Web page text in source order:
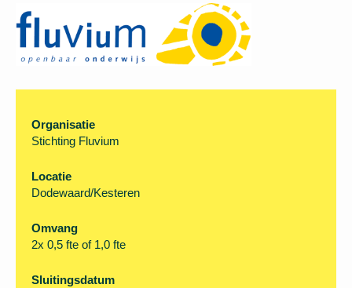
Organisatie
Stichting Fluvium
Locatie
Dodewaard/Kesteren
Omvang
2x 0,5 fte of 1,0 fte
Sluitingsdatum